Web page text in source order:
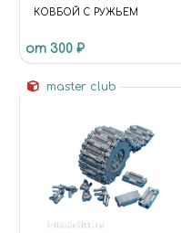
КОВБОЙ С РУЖЬЕМ
от 300 ₽
master club